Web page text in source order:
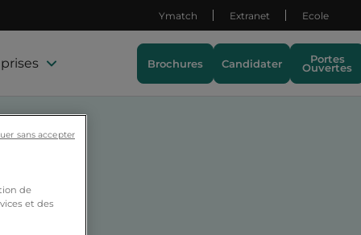
Ymatch Extranet Ecole
Brochures Candidater Portes
Ouvertes
de
et des
sans accepter